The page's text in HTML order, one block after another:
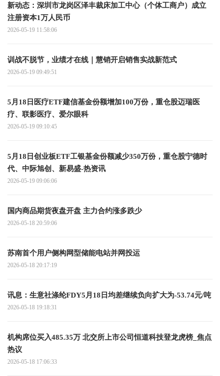
新动态：深圳市龙岗区泽丰裁床加工中心（个体工商户）成立
注册资本1万人民币
2026-05-19 11:58:06
训战不脱节，业绩才在线｜慧销开启销售实战新范式
2026-05-19 09:49:51
5月18日医疗ETF建信基金份额增加100万份，重仓股迈瑞医
疗、联影医疗、爱尔眼科
2026-05-19 09:10:45
5月18日创业板ETF工银基金份额减少350万份，重仓股宁德时
代、中际旭创、新易盛-热资讯
2026-05-19 09:06:06
国内商品期货夜盘开盘 主力合约涨多跌少
2026-05-18 20:59:06
苏南首个用户侧构网型储能电站并网投运
2026-05-18 20:17:19
讯息：生意社涤纶FDY5月18日均差继续负向扩大为-53.74元/吨
2026-05-18 19:18:31
机构席位买入485.35万 北交所上市公司恒道科技登龙虎榜_焦点
热议
2026-05-18 17:06:33